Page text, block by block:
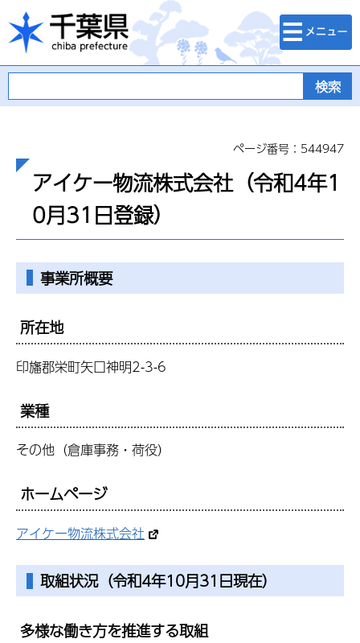
千葉県
検索・メニュ
ー
ページ番号：544947
アイケー物流株式会社（令和4年1
0月31日登録）
事業所概要
所在地
印旛郡栄町矢口神明2-3-6
業種
その他（倉庫事務・荷役）
ホームページ
アイケー物流株式会社
取組状況（令和4年10月31日現在）
多様な働き方を推進する取組